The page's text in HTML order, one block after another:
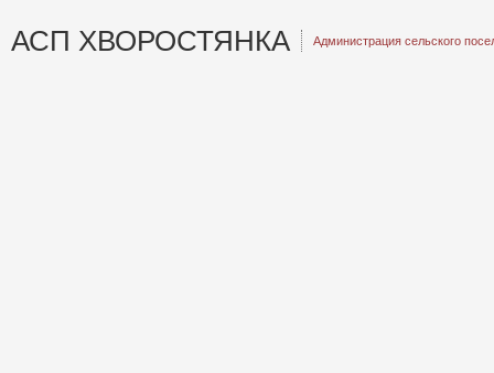
АСП ХВОРОСТЯНКА Администрация сельского